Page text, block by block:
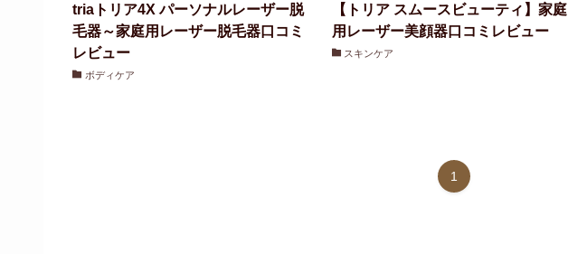
triaトリア4X パーソナルレーザー脱
毛器～家庭用レーザー脱毛器口コミ
レビュー
ボディケア
【トリア スムースビューティ】家庭
用レーザー美顔器口コミレビュー
スキンケア
1